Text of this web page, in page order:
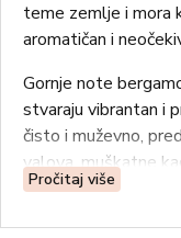
teme zemlje i mora
aromatičan i
Gornje note
stvaraju vibrantan i
čisto i muževno,
valova, muškatne
baršunasta, s
Pročitaj više